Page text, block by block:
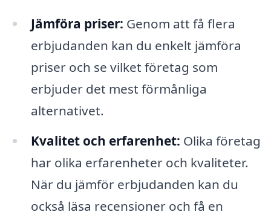
Jämföra priser: Genom att få flera
erbjudanden kan du enkelt jämföra
priser och se vilket företag som
erbjuder det mest förmånliga
alternativet.
Kvalitet och erfarenhet: Olika företag
har olika erfarenheter och kvaliteter.
När du jämför erbjudanden kan du
också läsa recensioner och få en